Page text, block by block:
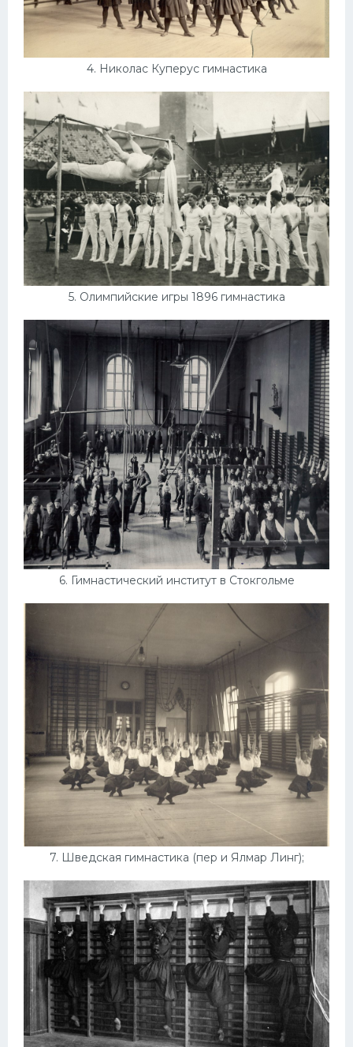
4. Николас Куперус гимнастика
5. Олимпийские игры 1896 гимнастика
6. Гимнастический институт в Стокгольме
7. Шведская гимнастика (пер и Ялмар Линг);